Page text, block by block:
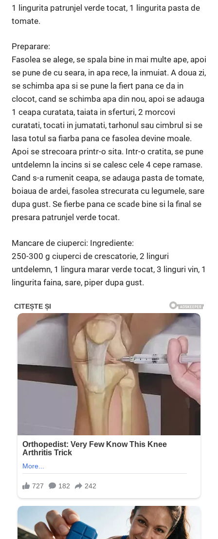
1 lin­gurita patrunjel verde tocat, 1 lin­gurita pasta de
to­mate.
Preparare:
Fasolea se alege, se spala bine in mai multe ape, apoi
se pune de cu seara, in apa rece, la in­muiat. A doua zi,
se schim­ba apa si se pune la fiert pana ce da in
clocot, cand se schimba apa din nou, apoi se adauga
1 ceapa curatata, taiata in sfer­turi, 2 morcovi
curatati, tocati in jumatati, tarhonul sau cimbrul si se
lasa totul sa fiarba pana ce fasolea devine moale.
Apoi se stre­coara printr-o sita. Intr-o cra­tita, se pune
untdelemn la incins si se calesc cele 4 cepe ramase.
Cand s-a rumenit ceapa, se adauga pasta de tomate,
boiaua de ardei, fasolea strecurata cu legumele, sare
dupa gust. Se fierbe pana ce scade bine si la final se
presara patrunjel verde tocat.
Mancare de ciuperci: Ingrediente:
250-300 g ciuperci de crescatorie, 2 linguri
untdelemn, 1 lingura marar verde tocat, 3 linguri vin, 1
lingurita faina, sare, piper dupa gust.